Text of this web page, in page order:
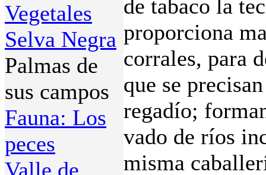
Vegetales
Selva Negra
Palmas de
sus campos
Fauna: Los
peces
Valle de
de tabaco la
proporciona
corrales, para
que se
regadío;
vado de ríos
misma